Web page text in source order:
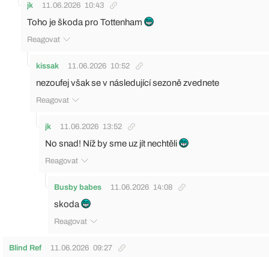
jk 11.06.2026 10:43
Toho je škoda pro Tottenham
Reagovat
kissak 11.06.2026 10:52
nezoufej však se v následující sezoně zvednete
Reagovat
jk 11.06.2026 13:52
No snad! Níž by sme uz jít nechtěli
Reagovat
Busby babes 11.06.2026 14:08
skoda
Reagovat
Blind Ref 11.06.2026 09:27